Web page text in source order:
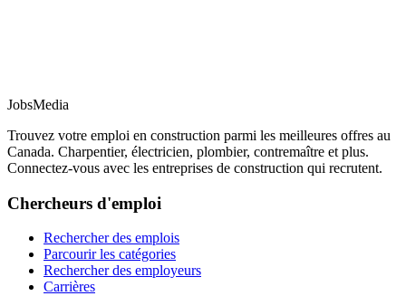
JobsMedia
Trouvez votre emploi en construction parmi les meilleures offres au
Canada. Charpentier, électricien, plombier, contremaître et plus.
Connectez-vous avec les entreprises de construction qui recrutent.
Chercheurs d'emploi
Rechercher des emplois
Parcourir les catégories
Rechercher des employeurs
Carrières